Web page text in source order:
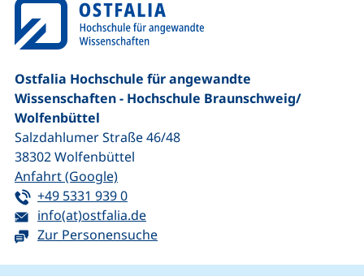
Ostfalia Hochschule für angewandte
Wissenschaften - Hochschule Braunschweig/​
Wolfenbüttel
Salzdahlumer Straße 46/48
38302Wolfenbüttel
Anfahrt (Google)(externer Link, öffnet neues Fenster)
Tel:
+49 5331 939 0(startet einen Telefonanruf, wenn Ihr
E-Mail:
info(at)ostfalia.de(öffnet Ihr E-Mail-Programm)
Zur Personensuche